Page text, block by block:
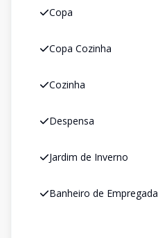
Copa
Copa Cozinha
Cozinha
Despensa
Jardim de Inverno
Banheiro de Empregada